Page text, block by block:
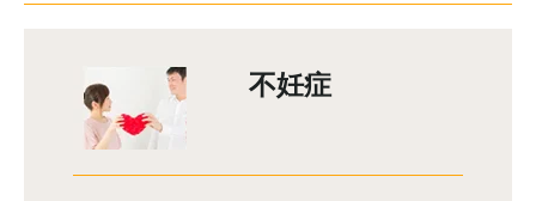
不妊症